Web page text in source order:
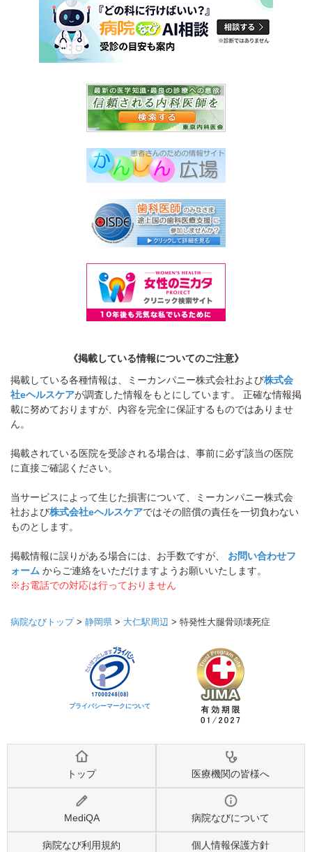
《掲載している情報についてのご注意》
掲載している各種情報は、ミーカンパニー株式会社および株式会
社eヘルスケアが調査した情報をもとにしています。 正確な情報掲
載に努めておりますが、内容を完全に保証するものではありませ
ん。
掲載されている医院を受診される場合は、事前に必ず該当の医院
に直接ご確認ください。
当サービスによって生じた損害について、ミーカンパニー株式会
社および株式会社eヘルスケアではその賠償の責任を一切負わない
ものとします。
掲載情報に誤りがある場合には、お手数ですが、 お問い合わせフ
ォーム からご連絡をいただけますようお願いいたします。
※お電話での対応は行っておりません
病院なびトップ> 静岡県 > 大仁駅周辺 > 特発性大腿骨頭壊死症
プライバシーマークについて
トップ 医療機関の皆様へ
MediQA 病院なびについて
病院なび利用規約 個人情報保護方針